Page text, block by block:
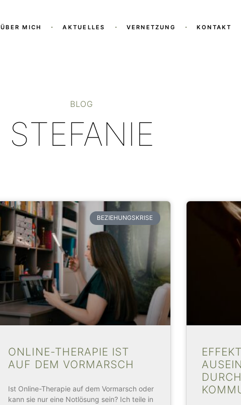
ÜBER MICH AKTUELLES VERNETZUNG KONTAKT
BLOG
STEFANIE
BEZIEHUNGSKRISE
ONLINE-THERAPIE IST
AUF DEM VORMARSCH
Ist Online-Therapie auf dem Vormarsch oder
kann sie nur eine Notlösung sein? Ich teile in